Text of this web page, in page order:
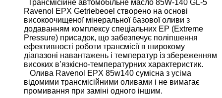
Трансмісійне автомобільне масло 85W-140 GL-5
Ravenol EPX Getriebeoel створено на основі
високоочищеної мінеральної базової оливи з
додаванням комплексу спеціальних EP (Extreme
Pressure) присадок, що забезпечує поліпшення
ефективності роботи трансмісії в широкому
діапазоні навантажень і температур із збереженням
високих в’язкісно-температурних характеристик.
Олива Ravenol EPX 85w140 сумісна з усіма
відомими трансмісійними оливами і не вимагає
промивання при заміні одного іншим.